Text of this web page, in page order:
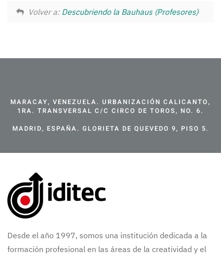
Volver a: Descubriendo la Bauhaus (Profesores)
MARACAY, VENEZUELA. URBANIZACIÓN CALICANTO,
1RA. TRANSVERSAL C/C CIRCO DE TOROS, NO. 6.
MADRID, ESPAÑA. GLORIETA DE QUEVEDO 9, PISO 5.
Desde el año 1997, somos una institución dedicada a la
formación profesional en las áreas de la creatividad y el